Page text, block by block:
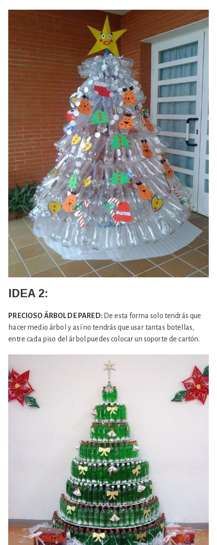
IDEA 2:
PRECIOSO ÁRBOL DE PARED: De esta forma solo tendrás que
hacer medio árbol y así no tendrás que usar tantas botellas,
entre cada piso del árbol puedes colocar un soporte de cartón.